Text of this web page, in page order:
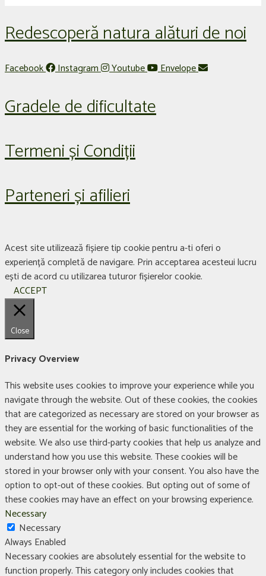
Redescoperă natura alături de noi
Facebook Instagram Youtube Envelope
Gradele de dificultate
Termeni și Condiții
Parteneri și afilieri
Acest site utilizează fișiere tip cookie pentru a-ti oferi o
experiență completă de navigare. Prin acceptarea acesteui lucru
ești de acord cu utilizarea tuturor fișierelor cookie.
ACCEPT
Close
Privacy Overview
This website uses cookies to improve your experience while you
navigate through the website. Out of these cookies, the cookies
that are categorized as necessary are stored on your browser as
they are essential for the working of basic functionalities of the
website. We also use third-party cookies that help us analyze and
understand how you use this website. These cookies will be
stored in your browser only with your consent. You also have the
option to opt-out of these cookies. But opting out of some of
these cookies may have an effect on your browsing experience.
Necessary
Necessary
Always Enabled
Necessary cookies are absolutely essential for the website to
function properly. This category only includes cookies that